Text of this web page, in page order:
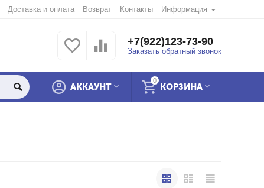
Доставка и оплата Возврат Контакты Информация
+7(922)123-73-90
Заказать обратный звонок
0
КОРЗИНА
АККАУНТ